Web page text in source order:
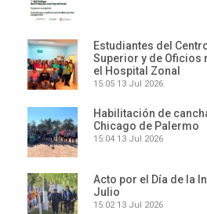
Estudiantes del
Superior y de Oficios
el Hospital Zonal
15:05 13 Jul 2026
Habilitación de
Chicago de Palermo
15:04 13 Jul 2026
Acto por el Día de la
Julio
15:02 13 Jul 2026